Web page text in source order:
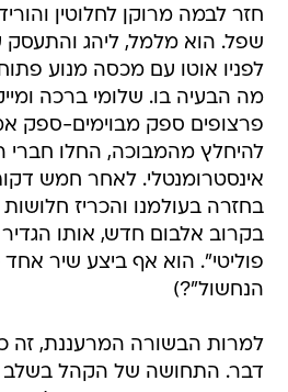
חזר לבמה מרוקן לחלוטין
שפל. הוא מלמל, ליהג והתעסק
לפניו אוטו עם מכסה מנוע
מה הבעיה בו. שלומי ברכה
פרצופים ספק מבוימים-ספק
להיחלץ מהמבוכה, החלו חברי
אינסטרומנטלי. לאחר חמש
בחזרה בעולמנו והכריז
בקרוב אלבום חדש, אותו
פוליטי". הוא אף ביצע שיר
הנחשול"?)
למרות הבשורה המרעננת, זה
דבר. התחושה של הקהל בשלב